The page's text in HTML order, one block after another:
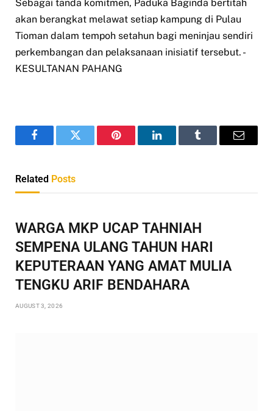
Sebagai tanda komitmen, Paduka Baginda bertitah
akan berangkat melawat setiap kampung di Pulau
Tioman dalam tempoh setahun bagi meninjau sendiri
perkembangan dan pelaksanaan inisiatif tersebut. -
KESULTANAN PAHANG
FacebookTwitter Pinterest LinkedInTumblr Email
Related Posts
WARGA MKP UCAP TAHNIAH
SEMPENA ULANG TAHUN HARI
KEPUTERAAN YANG AMAT MULIA
TENGKU ARIF BENDAHARA
AUGUST 3, 2026